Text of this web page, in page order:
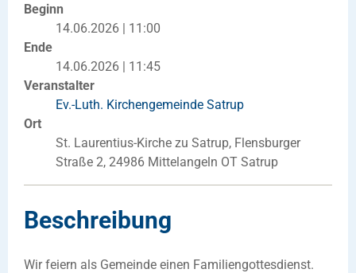
Beginn
14.06.2026 | 11:00
Ende
14.06.2026 | 11:45
Veranstalter
Ev.-Luth. Kirchengemeinde Satrup
Ort
St. Laurentius-Kirche zu Satrup, Flensburger
Straße 2, 24986 Mittelangeln OT Satrup
Beschreibung
Wir feiern als Gemeinde einen Familiengottesdienst.